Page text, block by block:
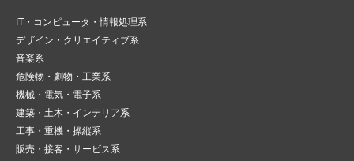
IT・コンピュータ・情報処理系
デザイン・クリエイティブ系
音楽系
危険物・劇物・工業系
機械・電気・電子系
建築・土木・インテリア系
工事・重機・操縦系
販売・接客・サービス系